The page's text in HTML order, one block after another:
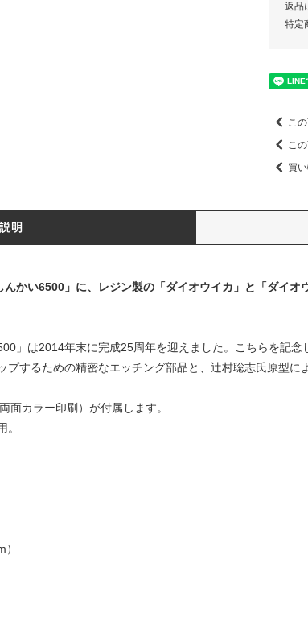
返品
特定
こ
こ
買
明
かい6500」に、レジン製の「ダイオウイカ」と「ダイオ
」は2014年末に完成25周年を迎えました。こちらを記念
プするための精密なエッチング部品と、辻村聡志氏原型
面カラー印刷）が付属します。